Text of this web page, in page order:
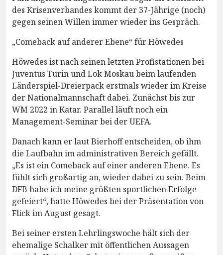
des Krisenverbandes kommt der 37-Jährige (noch)
gegen seinen Willen immer wieder ins Gespräch.
„Comeback auf anderer Ebene“ für Höwedes
Höwedes ist nach seinen letzten Profistationen bei
Juventus Turin und Lok Moskau beim laufenden
Länderspiel-Dreierpack erstmals wieder im Kreise
der Nationalmannschaft dabei. Zunächst bis zur
WM 2022 in Katar. Parallel läuft noch ein
Management-Seminar bei der UEFA.
Danach kann er laut Bierhoff entscheiden, ob ihm
die Laufbahn im administrativen Bereich gefällt.
„Es ist ein Comeback auf einer anderen Ebene. Es
fühlt sich großartig an, wieder dabei zu sein. Beim
DFB habe ich meine größten sportlichen Erfolge
gefeiert“, hatte Höwedes bei der Präsentation von
Flick im August gesagt.
Bei seiner ersten Lehrlingswoche hält sich der
ehemalige Schalker mit öffentlichen Aussagen